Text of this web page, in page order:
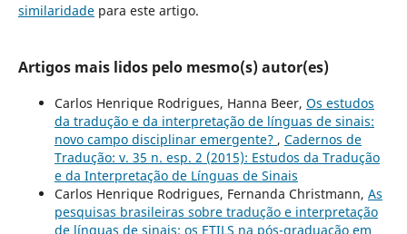
similaridadepara este artigo.
Artigos mais lidos pelo mesmo(s) autor(es)
Carlos Henrique Rodrigues, Hanna Beer, Os estudos
da tradução e da interpretação de línguas de sinais:
novo campo disciplinar emergente? , Cadernos de
Tradução: v. 35 n. esp. 2 (2015): Estudos da Tradução
e da Interpretação de Línguas de Sinais
Carlos Henrique Rodrigues, Fernanda Christmann, As
pesquisas brasileiras sobre tradução e interpretação
de línguas de sinais: os ETILS na pós-graduação em